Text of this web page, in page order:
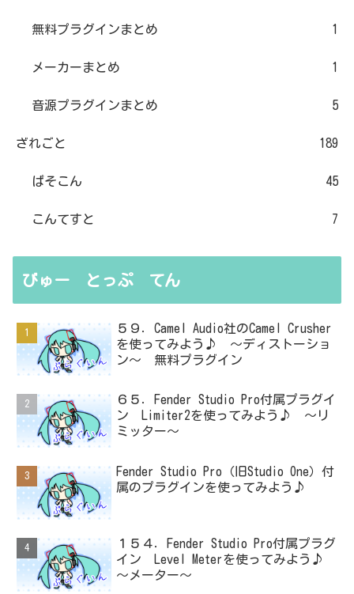
無料プラグインまとめ 1
メーカーまとめ 1
音源プラグインまとめ 5
ざれごと 189
ぱそこん 45
こんてすと 7
びゅー とっぷ てん
５９．Camel Audio社のCamel Crusher
を使ってみよう♪ ～ディストーショ
ン～ 無料プラグイン
６５．Fender Studio Pro付属プラグイ
ン Limiter2を使ってみよう♪ ～リ
ミッター～
Fender Studio Pro（旧Studio One）付
属のプラグインを使ってみよう♪
１５４．Fender Studio Pro付属プラグ
イン Level Meterを使ってみよう♪
～メーター～